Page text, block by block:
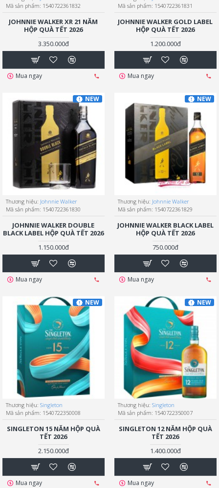
Mã sản phẩm: 1540722361832
JOHNNIE WALKER XR 21 NĂM
HỘP QUÀ TẾT 2026
3.350.000đ
Mua ngay
Mã sản phẩm: 1540722361831
JOHNNIE WALKER GOLD LABEL
HỘP QUÀ TẾT 2026
1.200.000đ
Mua ngay
NEW
Thương hiệu: Johnnie Walker
Mã sản phẩm: 1540722361830
JOHNNIE WALKER DOUBLE
BLACK LABEL HỘP QUÀ TẾT 2026
1.150.000đ
Mua ngay
NEW
Thương hiệu: Johnnie Walker
Mã sản phẩm: 1540722361829
JOHNNIE WALKER BLACK LABEL
HỘP QUÀ TẾT 2026
750.000đ
Mua ngay
NEW
Thương hiệu: Singleton
Mã sản phẩm: 1540722350008
SINGLETON 15 NĂM HỘP QUÀ
TẾT 2026
2.150.000đ
Mua ngay
NEW
Thương hiệu: Singleton
Mã sản phẩm: 1540722350007
SINGLETON 12 NĂM HỘP QUÀ
TẾT 2026
1.400.000đ
Mua ngay